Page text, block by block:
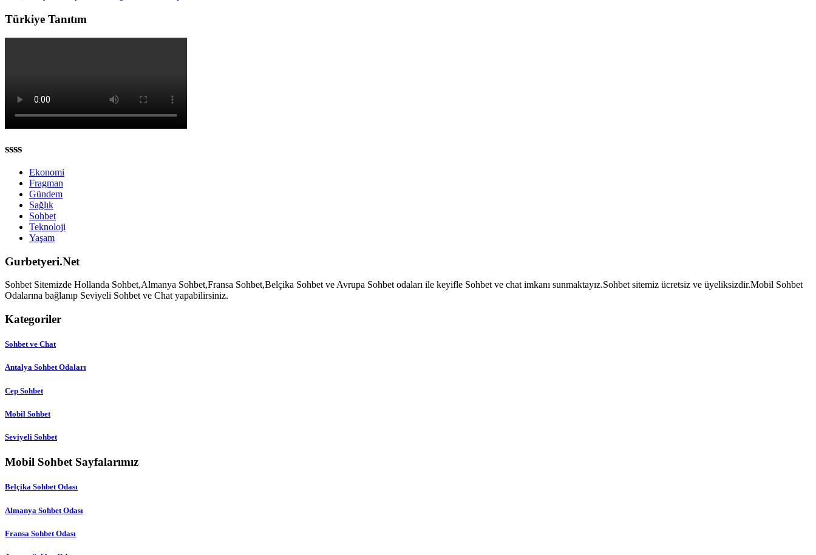
Türkiye Tanıtım
ssss
Ekonomi
Fragman
Gündem
Sağlık
Sohbet
Teknoloji
Yaşam
Gurbetyeri.Net
Sohbet Sitemizde Hollanda Sohbet,Almanya Sohbet,Fransa Sohbet,Belçika Sohbet ve Avrupa Sohbet odaları ile keyifle Sohbet ve chat imkanı sunmaktayız.Sohbet sitemiz ücretsiz ve üyeliksizdir.Mobil Sohbet
Odalarına bağlanıp Seviyeli Sohbet ve Chat yapabilirsiniz.
Kategoriler
Sohbet ve Chat
Antalya Sohbet Odaları
Cep Sohbet
Mobil Sohbet
Seviyeli Sohbet
Mobil Sohbet Sayfalarımız
Belçika Sohbet Odası
Almanya Sohbet Odası
Fransa Sohbet Odası